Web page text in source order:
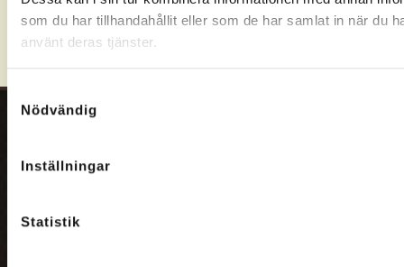
som du har tillhandahållit eller som de har samlat in när du
använt deras tjänster.
Samtyckesval
Nödvändig
Inställningar
Statistik
Hitta kontor